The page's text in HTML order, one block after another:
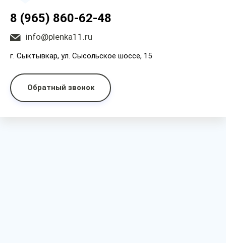
8 (965) 860-62-48
info@plenka11.ru
г. Сыктывкар, ул. Сысольское шоссе, 15
Обратный звонок